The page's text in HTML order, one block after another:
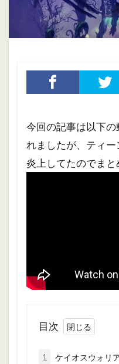
今回の記事は以下
れましたが、ティ
炎上してたのでまと
目次
1
ケイオスウォリ
攻略ガイド
攻